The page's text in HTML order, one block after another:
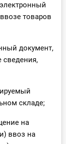
товаров
документ,
сведения,
складе;
на
ввоз на